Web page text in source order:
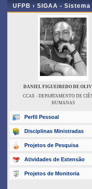
UFPB › SIGAA -
DANIEL FIGUEIREDO DE
CCAE - DEPARTAMENTO DE
HUMANAS
Perfil Pessoal
Disciplinas Ministradas
Projetos de Pesquisa
Atividades de Extensão
Projetos de Monitoria